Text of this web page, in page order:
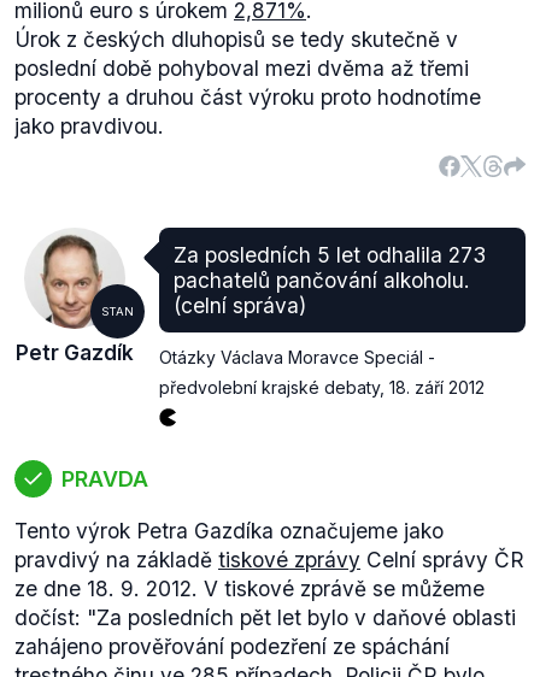
milionů euro s úrokem 2,871%.
Úrok z českých dluhopisů se tedy skutečně v
poslední době pohyboval mezi dvěma až třemi
procenty a druhou část výroku proto hodnotíme
jako pravdivou.
STAN
Petr Gazdík
Za posledních 5 let odhalila 273
pachatelů pančování alkoholu.
(celní správa)
Otázky Václava Moravce Speciál -
předvolební krajské debaty, 18. září 2012
PRAVDA
Tento výrok Petra Gazdíka označujeme jako
pravdivý na základě tiskové zprávy Celní správy ČR
ze dne 18. 9. 2012. V tiskové zprávě se můžeme
dočíst: "Za posledních pět let bylo v daňové oblasti
zahájeno prověřování podezření ze spáchání